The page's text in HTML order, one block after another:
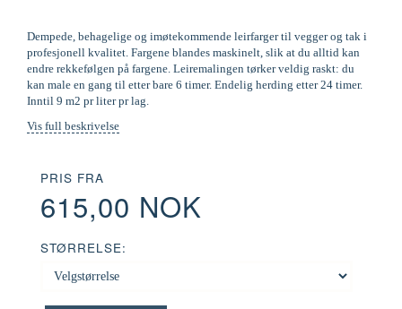
Dempede, behagelige og imøtekommende leirfarger til vegger og tak i
profesjonell kvalitet. Fargene blandes maskinelt, slik at du alltid kan
endre rekkefølgen på fargene. Leiremalingen tørker veldig raskt: du
kan male en gang til etter bare 6 timer. Endelig herding etter 24 timer.
Inntil 9 m2 pr liter pr lag.
Vis full beskrivelse
PRIS FRA
615,00 NOK
STØRRELSE: